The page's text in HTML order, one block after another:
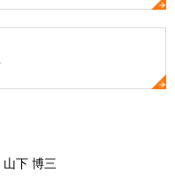
山下 博三